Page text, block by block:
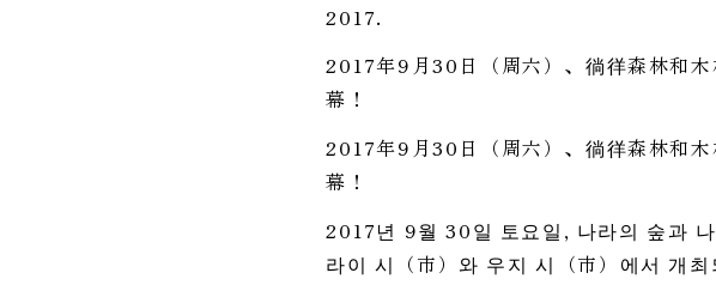
2017.
2017年9月30日（周六）、徜徉森林和
幕！
2017年9月30日（周六）、徜徉森林和
幕！
2017년 9월 30일 토요일, 나라의 숲과
라이 시（市）와 우지 시（市）에서 개최